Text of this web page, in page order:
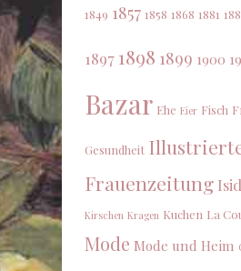
1849 1857 1858 1868 1881
18971898 1899 1900
Bazar Ehe Eier Fisch
Gesundheit
Frauenzeitung
Kirschen Kragen Kuchen La
Mode Mode und Heim